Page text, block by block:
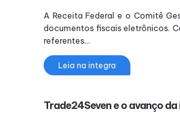
A Receita Federal e o Comitê
documentos fiscais eletrônicos.
referentes...
Leia na integra
Trade24Seven e o avanço